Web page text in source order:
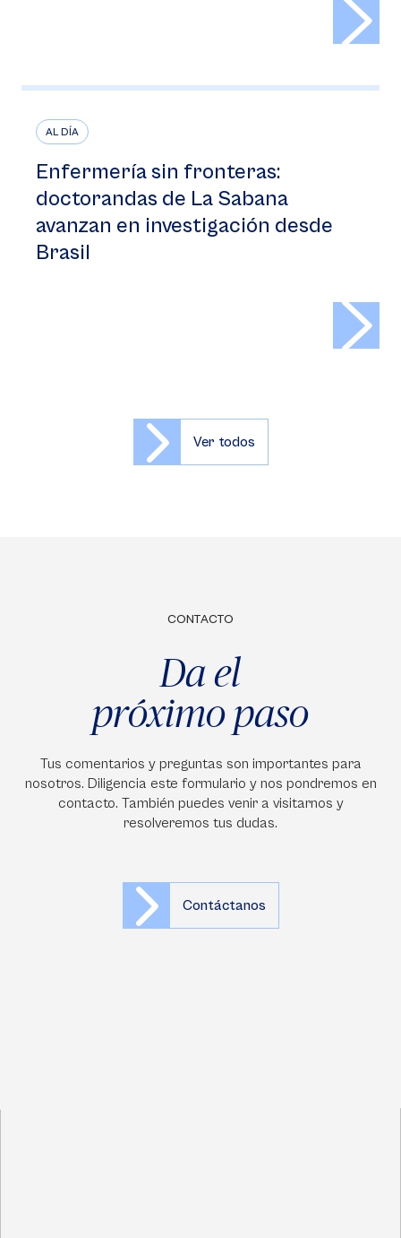
AL DÍA
Enfermería sin fronteras:
doctorandas de La Sabana
avanzan en investigación desde
Brasil
Ver todos
CONTACTO
Da el
próximo paso
Tus comentarios y preguntas son importantes para
nosotros. Diligencia este formulario y nos pondremos en
contacto. También puedes venir a visitarnos y
resolveremos tus dudas.
Contáctanos